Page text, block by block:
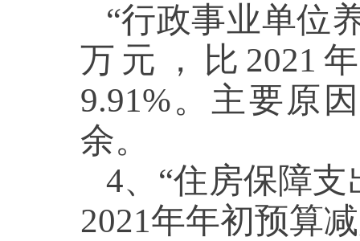
“行政事业单位
万元，比2021
9.91%。主要原
余。
4、“住房保障支
2021年年初预算